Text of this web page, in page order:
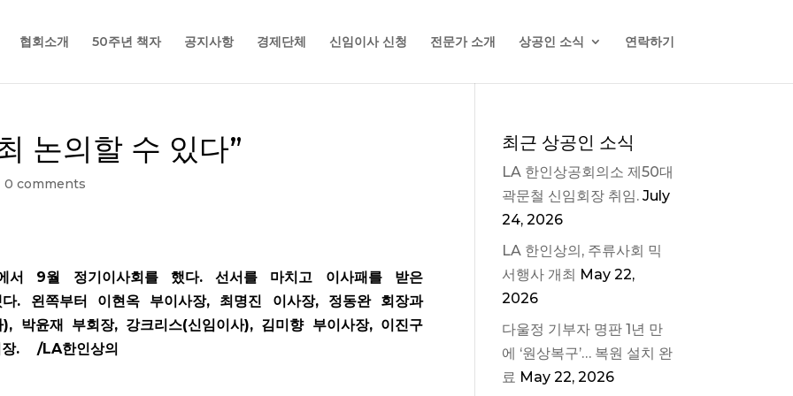
협회소개 50주년 책자 공지사항 경제단체 신임이사 신청 전문가 소개 상공인 소식 연락하기
논의할 수 있다”
0 comments
서 9월 정기이사회를 했다. 선서를 마치고 이사패를 받은
. 왼쪽부터 이현옥 부이사장, 최명진 이사장, 정동완 회장과
박윤재 부회장, 강크리스(신임이사), 김미향 부이사장, 이진구
장. /LA한인상의
최근 상공인 소식
LA 한인상공회의소 제50대
곽문철 신임회장 취임. July
24, 2026
LA 한인상의, 주류사회 믹
서행사 개최 May 22,
2026
다울정 기부자 명판 1년 만
에 ‘원상복구’… 복원 설치 완
료 May 22, 2026